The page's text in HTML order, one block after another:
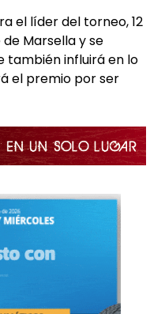
el líder del torneo, 12
Marsella y se
también influirá en lo
el premio por ser